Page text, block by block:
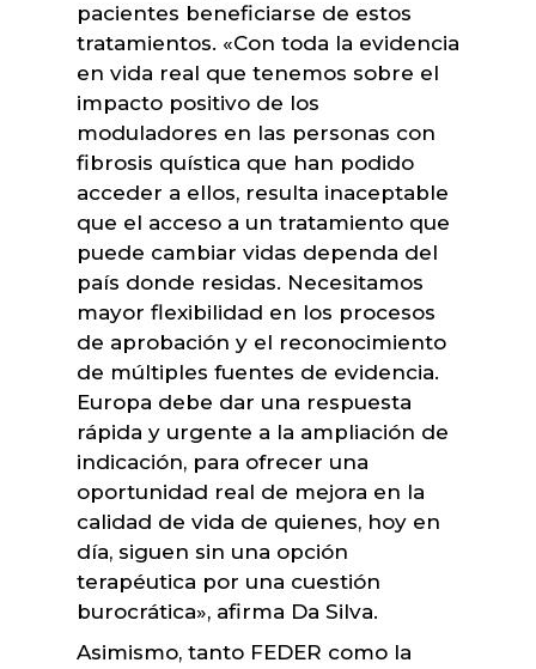
pacientes beneficiarse de estos
tratamientos. «Con toda la evidencia
en vida real que tenemos sobre el
impacto positivo de los
moduladores en las personas con
fibrosis quística que han podido
acceder a ellos, resulta inaceptable
que el acceso a un tratamiento que
puede cambiar vidas dependa del
país donde residas. Necesitamos
mayor flexibilidad en los procesos
de aprobación y el reconocimiento
de múltiples fuentes de evidencia.
Europa debe dar una respuesta
rápida y urgente a la ampliación de
indicación, para ofrecer una
oportunidad real de mejora en la
calidad de vida de quienes, hoy en
día, siguen sin una opción
terapéutica por una cuestión
burocrática», afirma Da Silva.
Asimismo, tanto FEDER como la